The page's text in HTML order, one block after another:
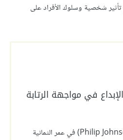
شخصية وسلوك الأفراد على
في مواجهة الرتابة
كان فيليب جونسون (Philip Johnson) في عمر الثمانية